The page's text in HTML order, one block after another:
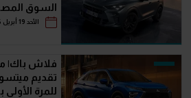
السوق
الأحد 19 أبريل 2026
تقديم
للمرة